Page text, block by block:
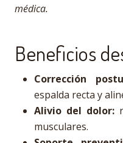
médica.
Beneficios
Corrección
espalda recta y
Alivio del dolor:
musculares.